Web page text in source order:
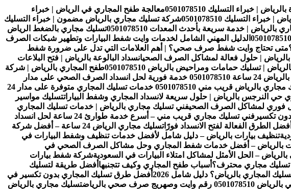
| خبراء التسليك 0501078510
معالجة طفح المجاري في الرياض | خبراء
التسليك 0501078510
شركة تسليك مجاري بالرياض مضمون | خبراء التسليك
| خدمة سريعة بأحدث المعدات 0501078510
تسليك مجاري بالضغط الرياض
الدليل المهني الشامل لخدمات وايت شفط البيارات وتطهير شبكات الصرف
متى تحتاج وايت شفط صرف صحي؟ | أهم العلامات التي تدل على ضرورة شفط
بالرياض | حلول فعالة لمشاكل الصرف الصحيانسداد البالوعة بالرياض | فتح البلاعات
| تسليك حمامات ومراحيض بالرياض 0501078510
طفح المجاري بالرياض | شركة
تسليك مجاري بالرياض 24 ساعة 0501078510 خدمة فورية لحل انسداد الصرف الصحي على مدار
فني تسليك مجاري بالرياض قريب مني 0501078510 خدمات تسليك المجاري متوفرة على مدار 24
حي النرجس بالرياض | حلول سريعة لانسداد المجاري وشفط البياراتتسليك مواسير
فني تسليك مجاري بالرياض | خدمات تسليك المجاري
تكسير
فني تسليك مجاري قريب مني – أسرع خدمة طوارئ 24 ساعة لحل انسداد
الطرق الفعالة لفتح الانسداد فورًا
تسليك مجاري الرياض 24 ساعة – أفضل شركة
تنظيف بيارات بالرياض – دليل شامل لأفضل خدمات تنظيف وشفط البيارات في
بالرياض – أفضل خدمات شفط المجاري وحل مشاكل الصرف الصحي في
– الحل الأمثل لمشاكل امتلاء البيارات في السعوديةشركة شفط بيارات
تسليك مجاري محترف؟ أسباب طفح المجاري وكيف تتجنبها أفضل طريقة لتسليك
المجاري بالرياض؟ دليل شامل 2026
أفضل طرق تسليك المجاري بدون تكسير في
وصهريج صرف صحي بالرياض
تسليك مجاري بالرياض